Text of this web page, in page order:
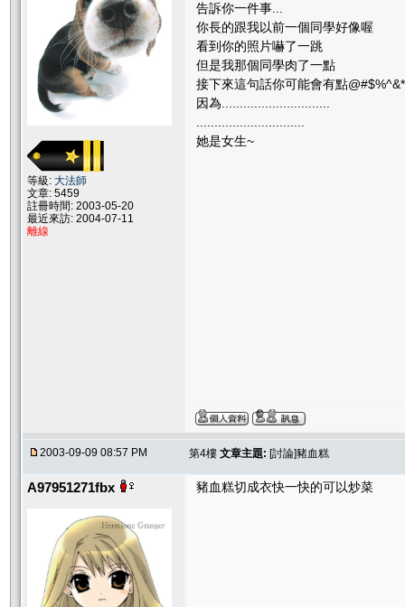
等級: 大法師
文章: 5459
註冊時間: 2003-05-20
最近來訪: 2004-07-11
離線
告訴你一件事...
你長的跟我以前一個同學好像喔
看到你的照片嚇了一跳
但是我那個同學肉了一點
接下來這句話你可能會有點@#$%^&*
因為..............................
她是女生~
2003-09-09 08:57 PM 第4樓 文章主題: [討論]豬血糕
A97951271fbx 豬血糕切成衣快一快的可以炒菜